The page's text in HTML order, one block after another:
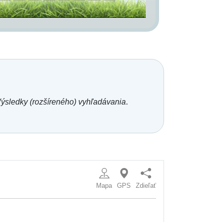
(rozšíreného) vyhľadávania.
Mapa GPS Zdieľať